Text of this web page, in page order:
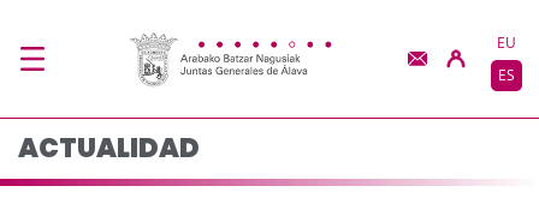
El presidente del
EU
ES
ACTUALIDAD